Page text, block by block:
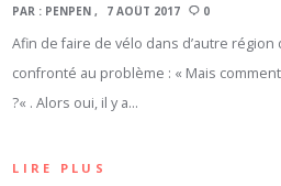
PAR : PENPEN 7 AOÛT 2017 0
Afin de faire de vélo dans d’autre
confronté au problème : « Mais
?« . Alors oui, il y a…
LIRE PLUS